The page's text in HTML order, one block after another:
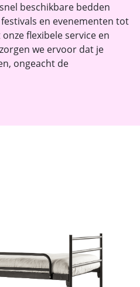
beschikbare bedden
en evenementen tot
flexibele service en
we ervoor dat je
ongeacht de